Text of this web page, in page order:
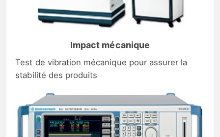
Impact mécanique
Test de vibration mécanique pour assurer la
stabilité des produits